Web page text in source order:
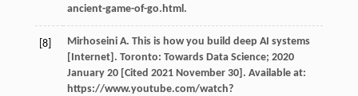
ancient-game-of-go.html.
[8]
Mirhoseini A. This is how you build deep AI systems
[Internet]. Toronto: Towards Data Science; 2020
January 20 [Cited 2021 November 30]. Available at:
https://www.youtube.com/watch?